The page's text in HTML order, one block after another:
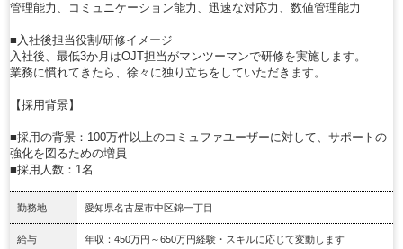
管理能力、コミュニケーション能力、迅速な対応力、数値管理能力
■入社後担当役割/研修イメージ
入社後、最低3か月はOJT担当がマンツーマンで研修を実施します。
業務に慣れてきたら、徐々に独り立ちをしていただきます。
【採用背景】
■採用の背景：100万件以上のコミュファユーザーに対して、サポートの
強化を図るための増員
■採用人数：1名
勤務地 愛知県名古屋市中区錦一丁目
給与 年収：450万円～650万円経験・スキルに応じて変動します